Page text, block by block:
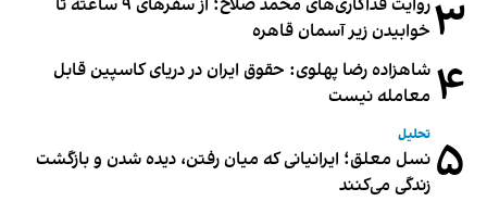
۳
روایت فداکاری‌های محمد صلاح؛ از سفرهای ۹ ساعته تا
خوابیدن زیر آسمان قاهره
۴ شاهزاده رضا پهلوی: حقوق ایران در دریای کاسپین قابل
معامله نیست
۵ تحلیل
نسل معلق؛ ایرانیانی که میان رفتن، دیده شدن و بازگشت
زندگی می‌کنند